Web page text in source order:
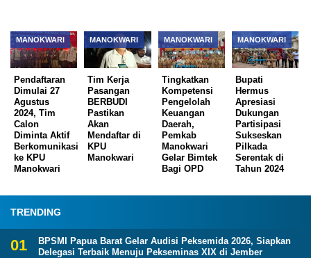
MANOKWARI
Pendaftaran
Dimulai 27
Agustus
2024, Tim
Calon
Diminta Aktif
Berkomunikasi
ke KPU
Manokwari
MANOKWARI
Tim Kerja
Pasangan
BERBUDI
Pastikan
Akan
Mendaftar di
KPU
Manokwari
MANOKWARI
Tingkatkan
Kompetensi
Pengelolah
Keuangan
Daerah,
Pemkab
Manokwari
Gelar Bimtek
Bagi OPD
MANOKWARI
Bupati
Hermus
Apresiasi
Dukungan
Partisipasi
Sukseskan
Pilkada
Serentak di
Tahun 2024
TRENDING
BPSMI Papua Barat Gelar Audisi Peksemida 2026, Siapkan
Delegasi Terbaik Menuju Pekseminas XIX di Jember